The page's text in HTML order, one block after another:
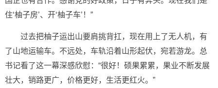
住‘柚子房’、开‘柚子车’！”
过去把柚子运出山要肩挑背扛，现在用上了无人机，有
了山地运输车。不远处，车轨沿着山形起伏，宛若游龙。总
书记看了这一幕深感欣慰：“很好！硕果累累，果业不断发展
壮大，销路更广，价格更好，生活更红火。”